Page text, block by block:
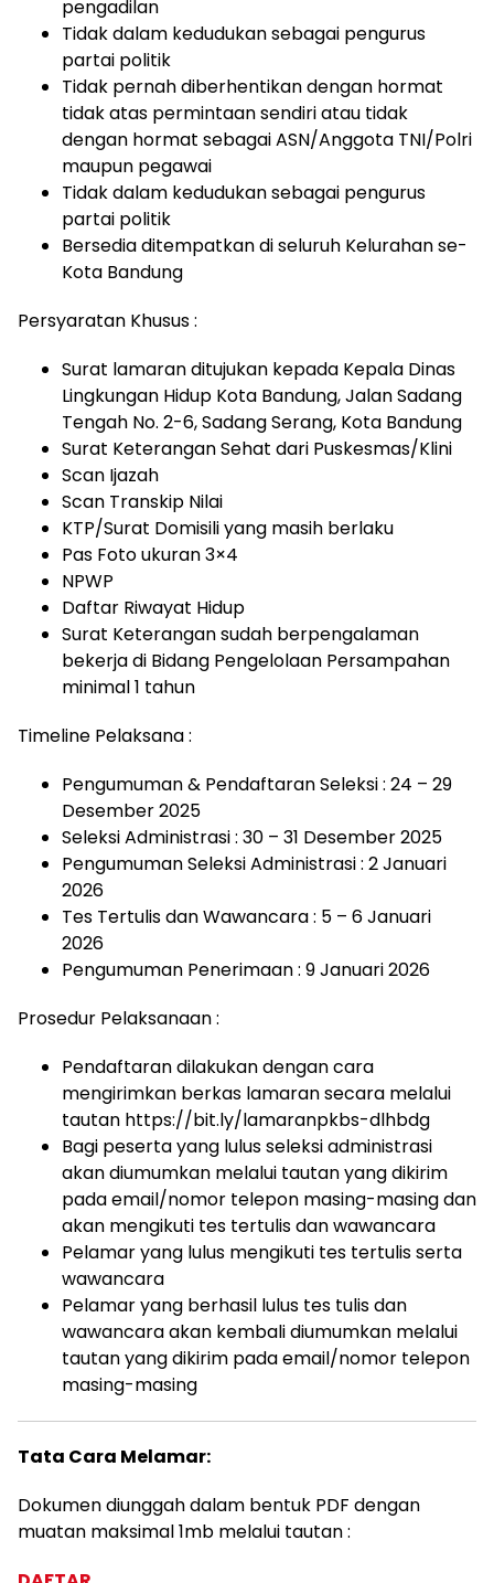
pengadilan
Tidak dalam kedudukan sebagai pengurus
partai politik
Tidak pernah diberhentikan dengan hormat
tidak atas permintaan sendiri atau tidak
dengan hormat sebagai ASN/Anggota TNI/Polri
maupun pegawai
Tidak dalam kedudukan sebagai pengurus
partai politik
Bersedia ditempatkan di seluruh Kelurahan se-
Kota Bandung
Persyaratan Khusus :
Surat lamaran ditujukan kepada Kepala Dinas
Lingkungan Hidup Kota Bandung, Jalan Sadang
Tengah No. 2-6, Sadang Serang, Kota Bandung
Surat Keterangan Sehat dari Puskesmas/Klini
Scan Ijazah
Scan Transkip Nilai
KTP/Surat Domisili yang masih berlaku
Pas Foto ukuran 3×4
NPWP
Daftar Riwayat Hidup
Surat Keterangan sudah berpengalaman
bekerja di Bidang Pengelolaan Persampahan
minimal 1 tahun
Timeline Pelaksana :
Pengumuman & Pendaftaran Seleksi : 24 – 29
Desember 2025
Seleksi Administrasi : 30 – 31 Desember 2025
Pengumuman Seleksi Administrasi : 2 Januari
2026
Tes Tertulis dan Wawancara : 5 – 6 Januari
2026
Pengumuman Penerimaan : 9 Januari 2026
Prosedur Pelaksanaan :
Pendaftaran dilakukan dengan cara
mengirimkan berkas lamaran secara melalui
tautan https://bit.ly/lamaranpkbs-dlhbdg
Bagi peserta yang lulus seleksi administrasi
akan diumumkan melalui tautan yang dikirim
pada email/nomor telepon masing-masing dan
akan mengikuti tes tertulis dan wawancara
Pelamar yang lulus mengikuti tes tertulis serta
wawancara
Pelamar yang berhasil lulus tes tulis dan
wawancara akan kembali diumumkan melalui
tautan yang dikirim pada email/nomor telepon
masing-masing
Tata Cara Melamar:
Dokumen diunggah dalam bentuk PDF dengan
muatan maksimal 1mb melalui tautan :